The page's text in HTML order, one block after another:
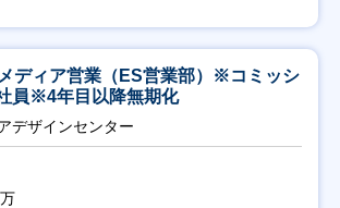
ディア営業（ES営業部）※コミッシ
員※4年目以降無期化
デザインセンター